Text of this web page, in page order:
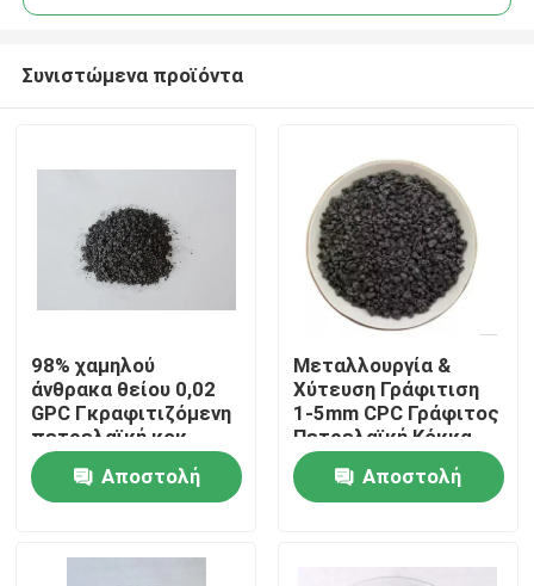
Σπίτι
Προϊόντα
Συνιστώμενα προϊόντα
98% χαμηλού
άνθρακα θείου 0,02
GPC Γκραφιτιζόμενη
πετρελαϊκή κοκ
Αποστολή
Μεταλλουργία &
Χύτευση Γράφιτιση
1-5mm CPC Γράφιτος
Πετρελαϊκή Κόκκα
Αποστολή